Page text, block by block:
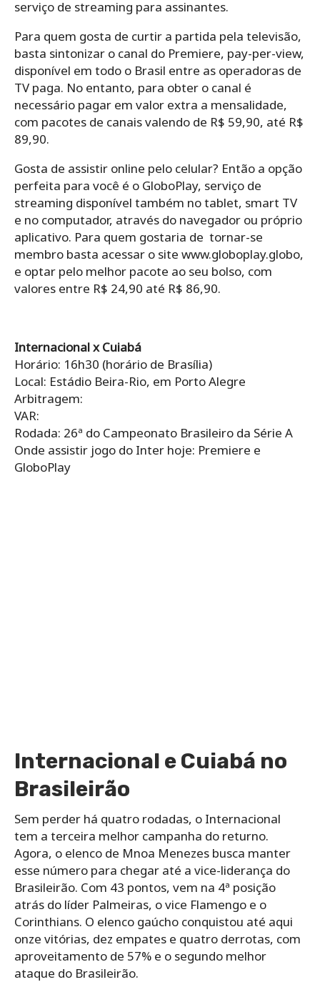
serviço de streaming para assinantes.
Para quem gosta de curtir a partida pela televisão,
basta sintonizar o canal do Premiere, pay-per-view,
disponível em todo o Brasil entre as operadoras de
TV paga. No entanto, para obter o canal é
necessário pagar em valor extra a mensalidade,
com pacotes de canais valendo de R$ 59,90, até R$
89,90.
Gosta de assistir online pelo celular? Então a opção
perfeita para você é o GloboPlay, serviço de
streaming disponível também no tablet, smart TV
e no computador, através do navegador ou próprio
aplicativo. Para quem gostaria de tornar-se
membro basta acessar o site www.globoplay.globo,
e optar pelo melhor pacote ao seu bolso, com
valores entre R$ 24,90 até R$ 86,90.
Internacional x Cuiabá
Horário: 16h30 (horário de Brasília)
Local: Estádio Beira-Rio, em Porto Alegre
Arbitragem:
VAR:
Rodada: 26ª do Campeonato Brasileiro da Série A
Onde assistir jogo do Inter hoje: Premiere e
GloboPlay
Internacional e Cuiabá no
Brasileirão
Sem perder há quatro rodadas, o Internacional
tem a terceira melhor campanha do returno.
Agora, o elenco de Mnoa Menezes busca manter
esse número para chegar até a vice-liderança do
Brasileirão. Com 43 pontos, vem na 4ª posição
atrás do líder Palmeiras, o vice Flamengo e o
Corinthians. O elenco gaúcho conquistou até aqui
onze vitórias, dez empates e quatro derrotas, com
aproveitamento de 57% e o segundo melhor
ataque do Brasileirão.